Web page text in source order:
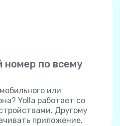
номер по всему
или
Yolla работает со
Другому
приложение.